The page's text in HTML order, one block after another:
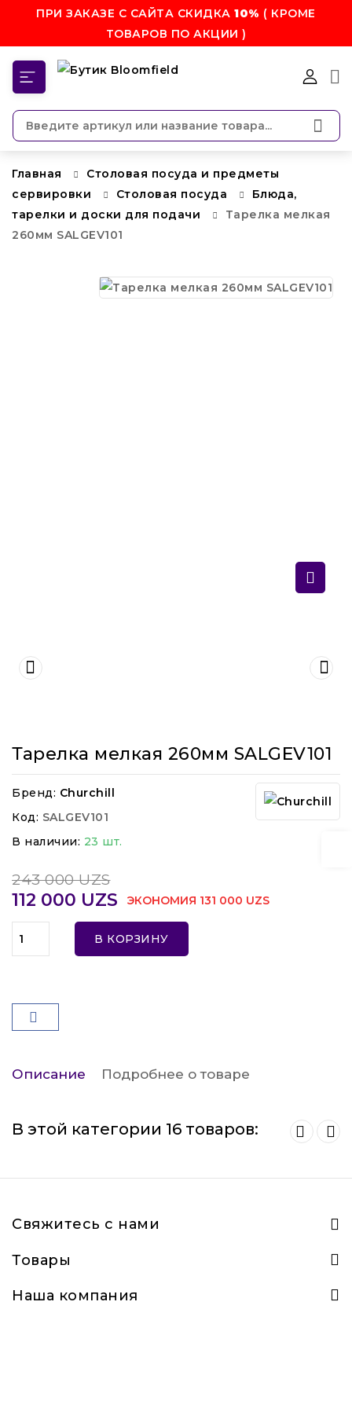
ПРИ ЗАКАЗЕ С САЙТА СКИДКА10% ( КРОМЕ
ТОВАРОВ ПО АКЦИИ )
Главная
Столовая посуда и предметы
сервировки
Столовая посуда
Блюда,
тарелки и доски для подачи
Тарелка мелкая
260мм SALGEV101
Тарелка мелкая 260мм SALGEV101
Бренд: Churchill
Код: SALGEV101
В наличии: 23 шт.
243 000 UZS
112 000 UZS ЭКОНОМИЯ 131 000 UZS
В КОРЗИНУ
Описание Подробнее о товаре
В этой категории 16 товаров:
Свяжитесь с нами
Товары
Наша компания